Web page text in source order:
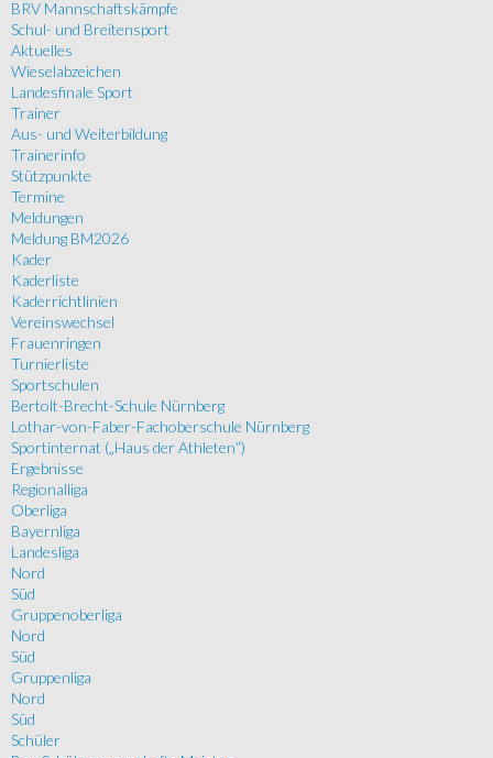
BRV Mannschaftskämpfe
Schul- und Breitensport
Aktuelles
Wieselabzeichen
Landesfinale Sport
Trainer
Aus- und Weiterbildung
Trainerinfo
Stützpunkte
Termine
Meldungen
Meldung BM2026
Kader
Kaderliste
Kaderrichtlinien
Vereinswechsel
Frauenringen
Turnierliste
Sportschulen
Bertolt-Brecht-Schule Nürnberg
Lothar-von-Faber-Fachoberschule Nürnberg
Sportinternat („Haus der Athleten“)
Ergebnisse
Regionalliga
Oberliga
Bayernliga
Landesliga
Nord
Süd
Gruppenoberliga
Nord
Süd
Gruppenliga
Nord
Süd
Schüler